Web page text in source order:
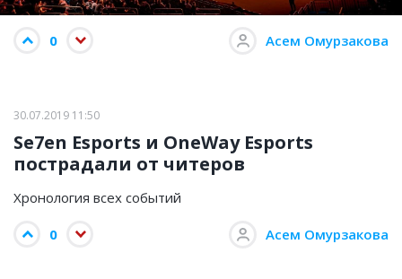
0 Асем Омурзакова
30.07.2019 11:50
Se7en Esports и OneWay Esports
пострадали от читеров
Хронология всех событий
0 Асем Омурзакова